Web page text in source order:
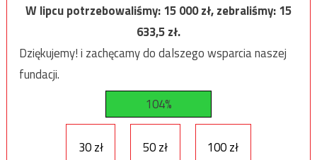
W lipcu potrzebowaliśmy:15 000zł, zebraliśmy:15
633,5zł.
Dziękujemy! i zachęcamy do dalszego wsparcia naszej
fundacji.
104%
30 zł 50 zł 100 zł